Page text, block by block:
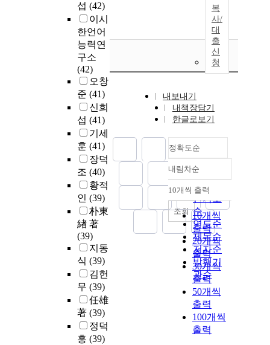
섭 (42)
이시
한언어
능력연
구소
(42)
오창
준 (41)
신희
섭 (41)
기세
훈 (41)
장덕
조 (40)
황적
인 (39)
朴東
緖 著
(39)
지동
식 (39)
김헌
무 (39)
任雄
著 (39)
정덕
흥 (39)
복
사/
대
출
신
청
내보내기
내책장담기
한글로보기
정확도순
정확도
순
인기도
순
연도순
제목순
저자순
발행기
관순
내림차순
내림차순
10개씩 출력
10개씩
출력
20개씩
출력
30개씩
출력
50개씩
출력
100개씩
출력
조회